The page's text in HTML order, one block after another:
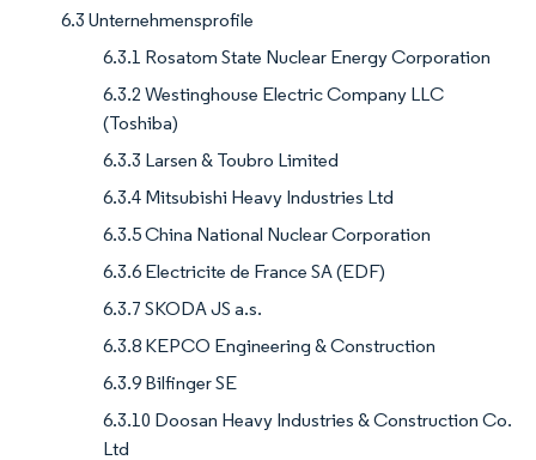
6.3 Unternehmensprofile
6.3.1 Rosatom State Nuclear Energy Corporation
6.3.2 Westinghouse Electric Company LLC
(Toshiba)
6.3.3 Larsen & Toubro Limited
6.3.4 Mitsubishi Heavy Industries Ltd
6.3.5 China National Nuclear Corporation
6.3.6 Electricite de France SA (EDF)
6.3.7 SKODA JS a.s.
6.3.8 KEPCO Engineering & Construction
6.3.9 Bilfinger SE
6.3.10 Doosan Heavy Industries & Construction Co.
Ltd